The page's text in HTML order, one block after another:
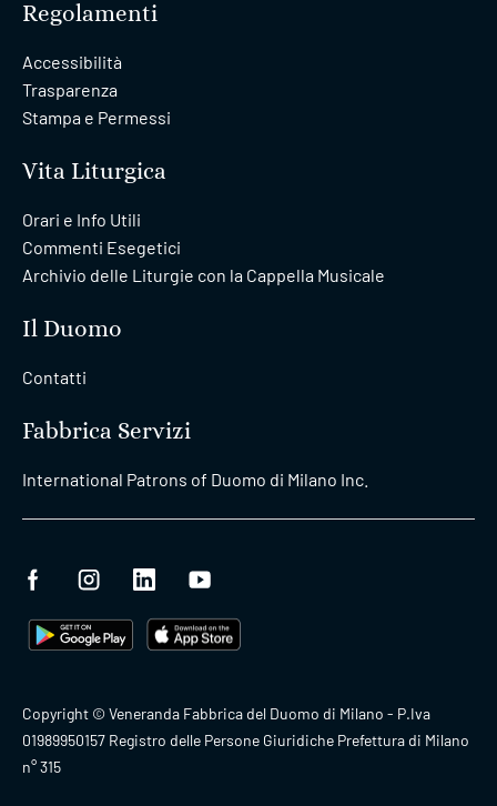
Regolamenti
Accessibilità
Trasparenza
Stampa e Permessi
Vita Liturgica
Orari e Info Utili
Commenti Esegetici
Archivio delle Liturgie con la Cappella Musicale
Il Duomo
Contatti
Fabbrica Servizi
International Patrons of Duomo di Milano Inc.
Copyright © Veneranda Fabbrica del Duomo di Milano - P.Iva
01989950157 Registro delle Persone Giuridiche Prefettura di Milano
n° 315